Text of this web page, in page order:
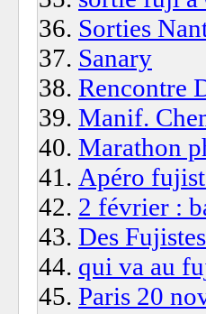
Sorties
Sanary
Rencontre
Manif.
Marathon
Apéro
2 février :
Des
qui va au
Paris 20